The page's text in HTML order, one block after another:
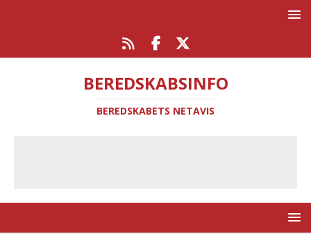
BEREDSKABSINFO
BEREDSKABETS NETAVIS